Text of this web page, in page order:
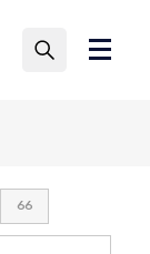
66